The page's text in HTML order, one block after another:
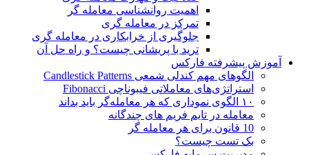
اهمیت روانشناسی معامله گر
تمرکز در معامله گری
جلوگیری از خرابکاری در معامله گری
ترید با پریشانی چیست؟ و راه حل آن
آموزش پیشرفته فارکس
الگوهای مهم کندلی شمعی Candlestick Patterns
استراتژی‌های معاملاتی فیبوناچی Fibonacci
۱۰ الگوی نموداری که هر معامله‌گر باید بداند
معامله در تایم فریم های چندگانه
10 قانون برای هر معامله گر
بک تست چیست؟